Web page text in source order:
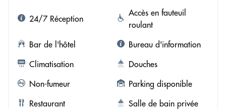
24/7 Réception
Accès en fauteuil
roulant
Bar de l'hôtel
Bureau d'information
Climatisation
Douches
Non-fumeur
Parking disponible
Restaurant
Salle de bain privée